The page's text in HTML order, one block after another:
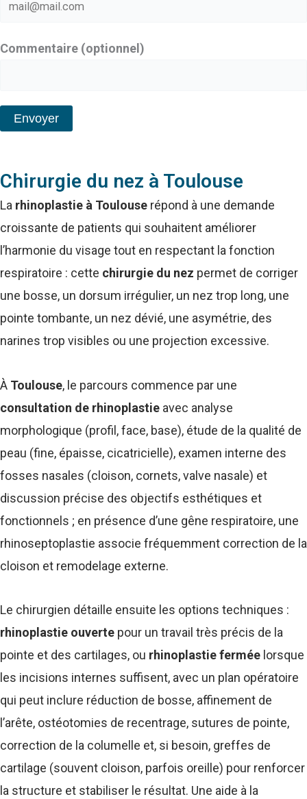
Commentaire (optionnel)
Chirurgie du nez à Toulouse
La rhinoplastie à Toulouse répond à une demande
croissante de patients qui souhaitent améliorer
l’harmonie du visage tout en respectant la fonction
respiratoire : cette chirurgie du nez permet de corriger
une bosse, un dorsum irrégulier, un nez trop long, une
pointe tombante, un nez dévié, une asymétrie, des
narines trop visibles ou une projection excessive.
À Toulouse, le parcours commence par une
consultation de rhinoplastie avec analyse
morphologique (profil, face, base), étude de la qualité de
peau (fine, épaisse, cicatricielle), examen interne des
fosses nasales (cloison, cornets, valve nasale) et
discussion précise des objectifs esthétiques et
fonctionnels ; en présence d’une gêne respiratoire, une
rhinoseptoplastie associe fréquemment correction de la
cloison et remodelage externe.
Le chirurgien détaille ensuite les options techniques :
rhinoplastie ouverte pour un travail très précis de la
pointe et des cartilages, ou rhinoplastie fermée lorsque
les incisions internes suffisent, avec un plan opératoire
qui peut inclure réduction de bosse, affinement de
l’arête, ostéotomies de recentrage, sutures de pointe,
correction de la columelle et, si besoin, greffes de
cartilage (souvent cloison, parfois oreille) pour renforcer
la structure et stabiliser le résultat. Une aide à la